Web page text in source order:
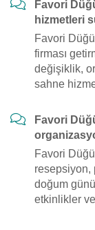
Favori
hizmetleri
Favori
firması
değişiklik,
sahne
Favori
Favori
resepsiyon,
doğum
etkinlikler